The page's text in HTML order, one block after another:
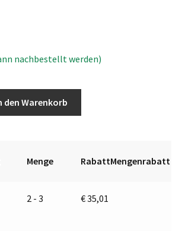
nachbestellt werden)
den Warenkorb
r
t
Menge RabattMengenrabatt
2 - 3 €35,01